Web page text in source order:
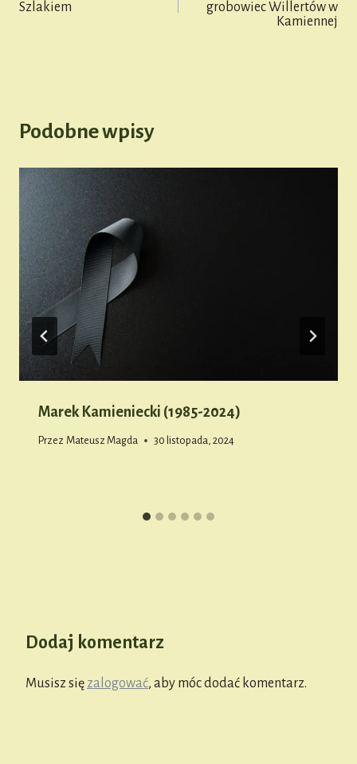
wpisu
Szlakiem
grobowiec Willertów w
Kamiennej
Podobne wpisy
Marek Kamieniecki (1985-2024)
Przez Mateusz Magda 30 listopada, 2024
Dodaj komentarz
Musisz się zalogować, aby móc dodać komentarz.